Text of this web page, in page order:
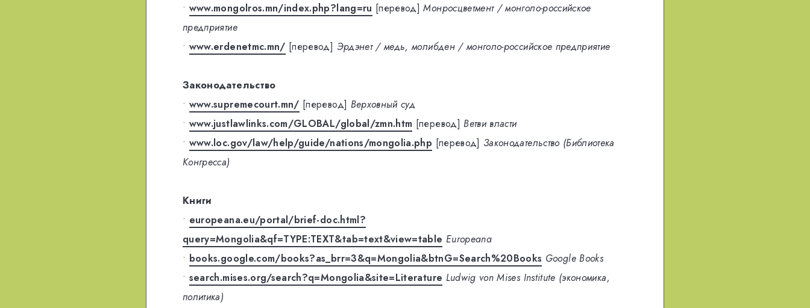
• www.mongolros.mn/index.php?lang=ru [перевод] Монросцветмент / монголо-российское
предприятие
• www.erdenetmc.mn/ [перевод] Эрдэнет / медь, молибден / монголо-российское предприятие
Законодательство
• www.supremecourt.mn/ [перевод] Верховный суд
• www.justlawlinks.com/GLOBAL/global/zmn.htm [перевод] Ветви власти
• www.loc.gov/law/help/guide/nations/mongolia.php [перевод] Законодательство (Библиотека
Конгресса)
Книги
• europeana.eu/portal/brief-doc.html?
query=Mongolia&qf=TYPE:TEXT&tab=text&view=table Europeana
• books.google.com/books?as_brr=3&q=Mongolia&btnG=Search%20Books Google Books
• search.mises.org/search?q=Mongolia&site=Literature Ludwig von Mises Institute (экономика,
политика)